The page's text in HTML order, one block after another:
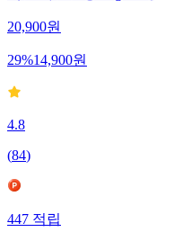
20,900원
29%14,900원
4.8
(84)
447적립